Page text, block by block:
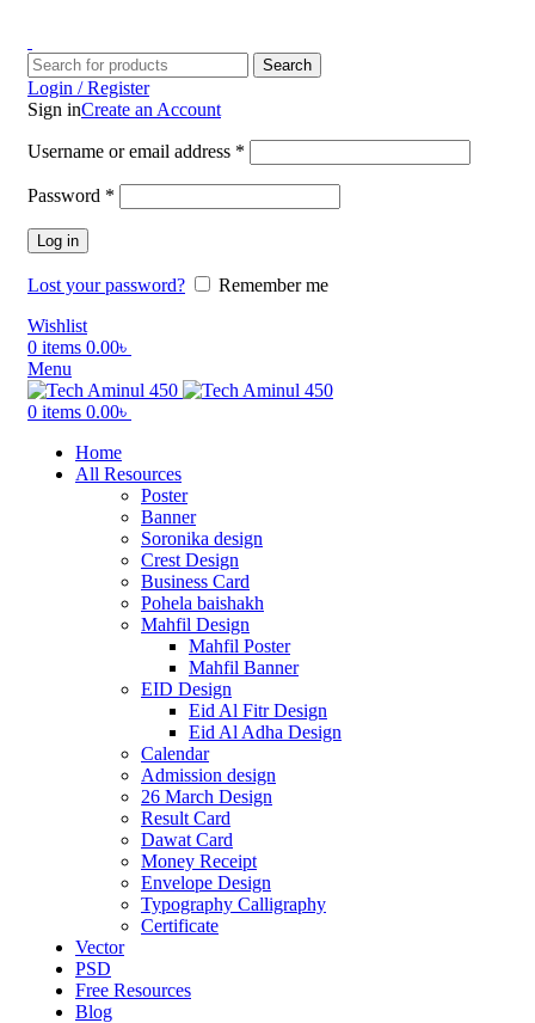
Search
Login / Register
Sign inCreate an Account
Username or email address *
Password *
Log in
Lost your password?
Remember me
Wishlist
0 items 0.00৳
Menu
0 items 0.00৳
Home
All Resources
Poster
Banner
Soronika design
Crest Design
Business Card
Pohela baishakh
Mahfil Design
Mahfil Poster
Mahfil Banner
EID Design
Eid Al Fitr Design
Eid Al Adha Design
Calendar
Admission design
26 March Design
Result Card
Dawat Card
Money Receipt
Envelope Design
Typography Calligraphy
Certificate
Vector
PSD
Free Resources
Blog